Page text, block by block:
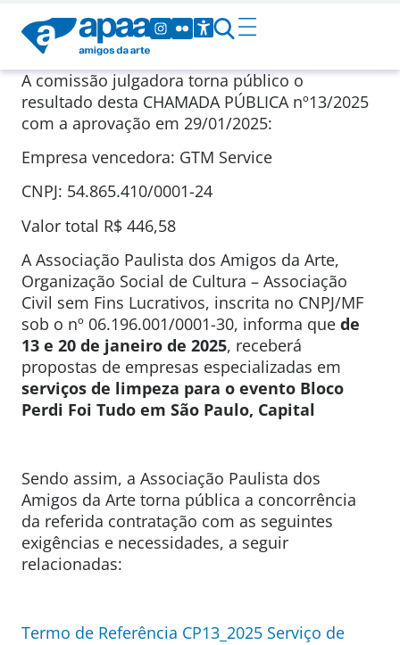
A comissão julgadora torna público o
resultado desta CHAMADA PÚBLICA nº13/2025
com a aprovação em 29/01/2025:
Empresa vencedora: GTM Service
CNPJ: 54.865.410/0001-24
Valor total R$ 446,58
A Associação Paulista dos Amigos da Arte,
Organização Social de Cultura – Associação
Civil sem Fins Lucrativos, inscrita no CNPJ/MF
sob o nº 06.196.001/0001-30, informa que de
13 e 20 de janeiro de 2025, receberá
propostas de empresas especializadas em
serviços de limpeza para o evento Bloco
Perdi Foi Tudo em São Paulo, Capital
Sendo assim, a Associação Paulista dos
Amigos da Arte torna pública a concorrência
da referida contratação com as seguintes
exigências e necessidades, a seguir
relacionadas:
Termo de Referência CP13_2025 Serviço de